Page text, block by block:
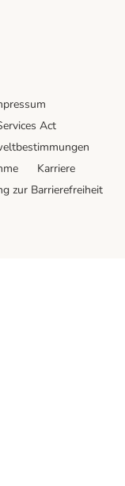
Act
Karriere
zur Barrierefreiheit